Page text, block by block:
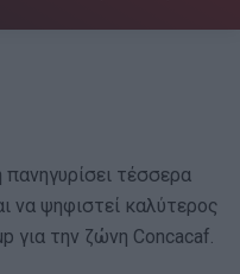
τέσσερα
να ψηφιστεί καλύτερος
για την ζώνη Concacaf.